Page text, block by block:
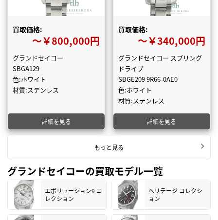
買取価格:
〜￥800,000円
グランドセイコー
SBGA129
色:ホワイト
材質:ステンレス
詳細を見る
買取価格:
〜￥340,000円
グランドセイコー スプリング
ドライブ
SBGE209 9R66-0AE0
色:ホワイト
材質:ステンレス
詳細を見る
もっと見る
グランドセイコーの買取モデル一覧
エボリューション9 コ
レクション
ヘリテージ コレクシ
ョン